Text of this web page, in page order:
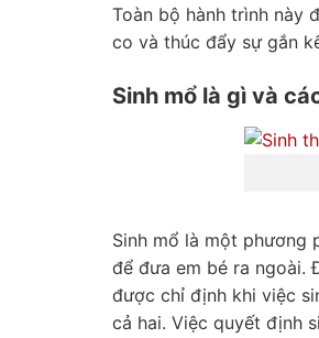
Toàn bộ hành trình này
co và thúc đẩy sự gắn
Sinh mổ là gì và
Sinh mổ là một phương
để đưa em bé ra ngoài.
được chỉ định khi việc
cả hai. Việc quyết định